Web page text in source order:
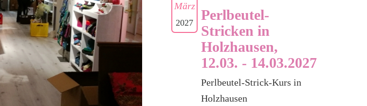
März
2027
Perlbeutel-
Stricken in
Holzhausen,
12.03. - 14.03.2027
Perlbeutel-Strick-Kurs in
Holzhausen